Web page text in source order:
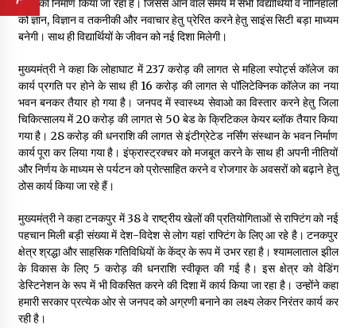
सेंटर का निर्माण किया जा रहा है। जिससे आने वाले समय में सभी विद्यार्थियों व नौनिहालों
को ज्ञान, विज्ञान व तकनीकी और नवाचार हेतु प्रेरित करने हेतु साइंस सिटी बड़ा माध्यम
बनेगी। साथ ही विद्यार्थियों के जीवन को नई दिशा मिलेगी।
मुख्यमंत्री ने कहा कि लोहाघाट में 237 करोड़ की लागत से महिला स्पोर्ट्स कॉलेज का
कार्य प्रगति पर होने के साथ ही 16 करोड़ की लागत से पॉलिटेक्निक कॉलेज का नया
भवन बनकर तैयार हो गया है। जनपद में स्वास्थ्य सेवाओ का विस्तार करने हेतु जिला
चिकित्सालय में 20 करोड़ की लागत से 50 बेड के क्रिटिकल केयर ब्लॉक तैयार किया
गया है। 28 करोड़ की धनराशि की लागत से इंटीग्रेटेड नर्सिंग संस्थान के भवन निर्माण
कार्य पूरा कर लिया गया है। इंफ्रास्ट्रक्चर को मजबूत करने के साथ ही अपनी नीतियों
और निर्णय के माध्यम से पर्यटन को प्रोत्साहित करने व रोजगार के अवसरों को बढ़ाने हेतु
ठोस कार्य किया जा रहे हैं।
मुख्यमंत्री ने कहा टनकपुर में 38 वे राष्ट्रीय खेलों की प्रतियोगिताओं से राफ्टिंग को नई
पहचान मिली बड़ी संख्या में देश-विदेश से लोग यहां राफ्टिंग के लिए आ रहे है। टनकपुर
क्षेत्र श्रद्धा और साहसिक गतिविधियों के केंद्र के रूप में उभर रहा है। श्यामलाताल झील
के विकास के लिए 5 करोड़ की धनराशि स्वीकृत की गई है। इस क्षेत्र को वेडिंग
डेस्टिनेशन के रूप में भी विकसित करने की दिशा में कार्य किया जा रहा है। उन्होंने कहा
हमारी सरकार प्रत्येक ओर से जनपद को अग्रणी बनाने का लक्ष्य लेकर निरंतर कार्य कर
रही है।